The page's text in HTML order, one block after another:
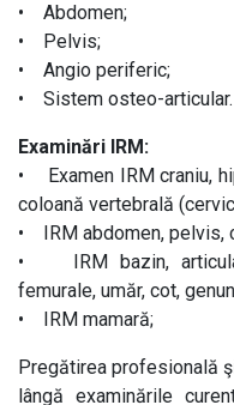
• Abdomen;
• Pelvis;
• Angio periferic;
• Sistem osteo-articular.
Examinări IRM:
• Examen IRM craniu,
coloană vertebrală
• IRM abdomen, pelvis,
• IRM bazin,
femurale, umăr, cot,
• IRM mamară;
Pregătirea profesională
lângă examinările